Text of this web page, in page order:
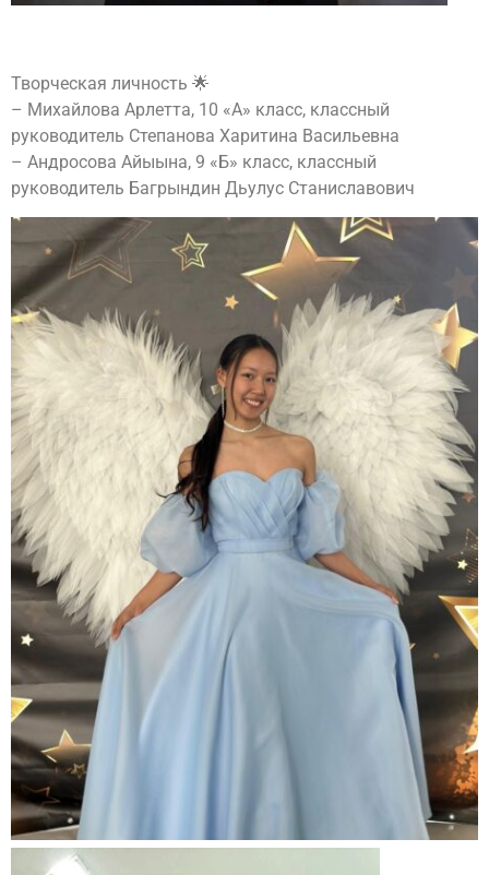
Творческая личность 🌟
– Михайлова Арлетта, 10 «А» класс, классный
руководитель Степанова Харитина Васильевна
– Андросова Айыына, 9 «Б» класс, классный
руководитель Багрындин Дьулус Станиславович